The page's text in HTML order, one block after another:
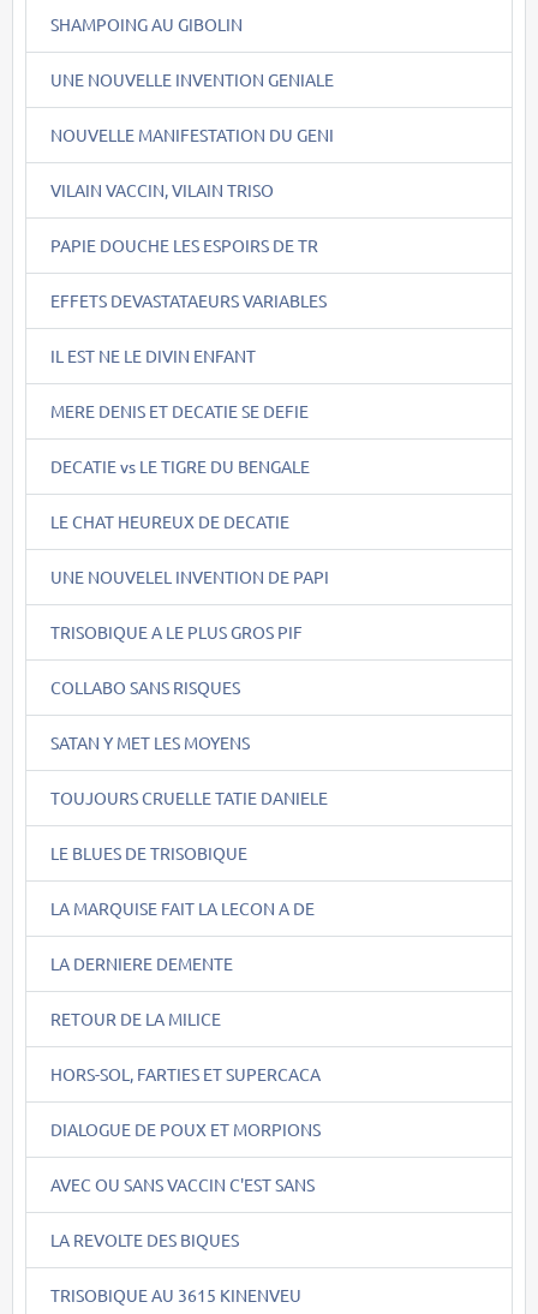
SHAMPOING AU GIBOLIN
UNE NOUVELLE INVENTION GENIALE
NOUVELLE MANIFESTATION DU GENI
VILAIN VACCIN, VILAIN TRISO
PAPIE DOUCHE LES ESPOIRS DE TR
EFFETS DEVASTATAEURS VARIABLES
IL EST NE LE DIVIN ENFANT
MERE DENIS ET DECATIE SE DEFIE
DECATIE vs LE TIGRE DU BENGALE
LE CHAT HEUREUX DE DECATIE
UNE NOUVELEL INVENTION DE PAPI
TRISOBIQUE A LE PLUS GROS PIF
COLLABO SANS RISQUES
SATAN Y MET LES MOYENS
TOUJOURS CRUELLE TATIE DANIELE
LE BLUES DE TRISOBIQUE
LA MARQUISE FAIT LA LECON A DE
LA DERNIERE DEMENTE
RETOUR DE LA MILICE
HORS-SOL, FARTIES ET SUPERCACA
DIALOGUE DE POUX ET MORPIONS
AVEC OU SANS VACCIN C'EST SANS
LA REVOLTE DES BIQUES
TRISOBIQUE AU 3615 KINENVEU